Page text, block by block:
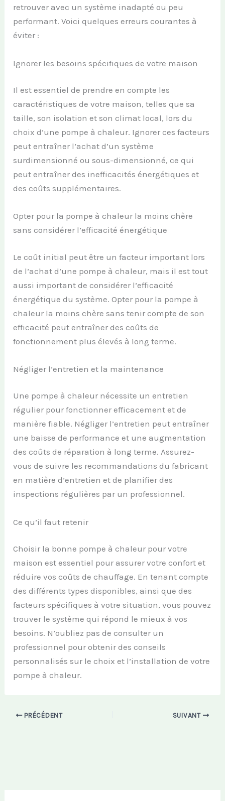
retrouver avec un système inadapté ou peu
performant. Voici quelques erreurs courantes à
éviter :
Ignorer les besoins spécifiques de votre maison
Il est essentiel de prendre en compte les
caractéristiques de votre maison, telles que sa
taille, son isolation et son climat local, lors du
choix d’une pompe à chaleur. Ignorer ces facteurs
peut entraîner l’achat d’un système
surdimensionné ou sous-dimensionné, ce qui
peut entraîner des inefficacités énergétiques et
des coûts supplémentaires.
Opter pour la pompe à chaleur la moins chère
sans considérer l’efficacité énergétique
Le coût initial peut être un facteur important lors
de l’achat d’une pompe à chaleur, mais il est tout
aussi important de considérer l’efficacité
énergétique du système. Opter pour la pompe à
chaleur la moins chère sans tenir compte de son
efficacité peut entraîner des coûts de
fonctionnement plus élevés à long terme.
Négliger l’entretien et la maintenance
Une pompe à chaleur nécessite un entretien
régulier pour fonctionner efficacement et de
manière fiable. Négliger l’entretien peut entraîner
une baisse de performance et une augmentation
des coûts de réparation à long terme. Assurez-
vous de suivre les recommandations du fabricant
en matière d’entretien et de planifier des
inspections régulières par un professionnel.
Ce qu’il faut retenir
Choisir la bonne pompe à chaleur pour votre
maison est essentiel pour assurer votre confort et
réduire vos coûts de chauffage. En tenant compte
des différents types disponibles, ainsi que des
facteurs spécifiques à votre situation, vous pouvez
trouver le système qui répond le mieux à vos
besoins. N’oubliez pas de consulter un
professionnel pour obtenir des conseils
personnalisés sur le choix et l’installation de votre
pompe à chaleur.
PRÉCÉDENT SUIVANT